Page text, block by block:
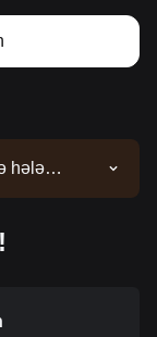
hələ
bilərsiniz.